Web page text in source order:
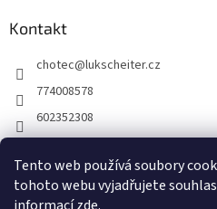
Tento web používá soubory
tohoto webu vyjadřujete
Kontakt
chotec@lukscheiter.cz
774008578
602352308
https://www.facebook.com/
+420774008578